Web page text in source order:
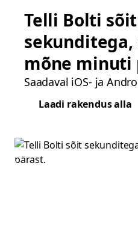
Telli Bolti sõit
sekunditega,
mõne minuti
Saadaval iOS- ja
Laadi rakendus alla